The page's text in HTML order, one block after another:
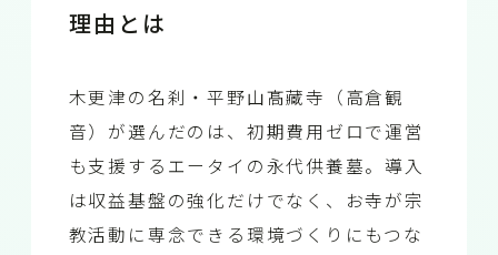
理由とは
木更津の名刹・平野山髙藏寺（高倉観
音）が選んだのは、初期費用ゼロで運営
も支援するエータイの永代供養墓。導入
は収益基盤の強化だけでなく、お寺が宗
教活動に専念できる環境づくりにもつな